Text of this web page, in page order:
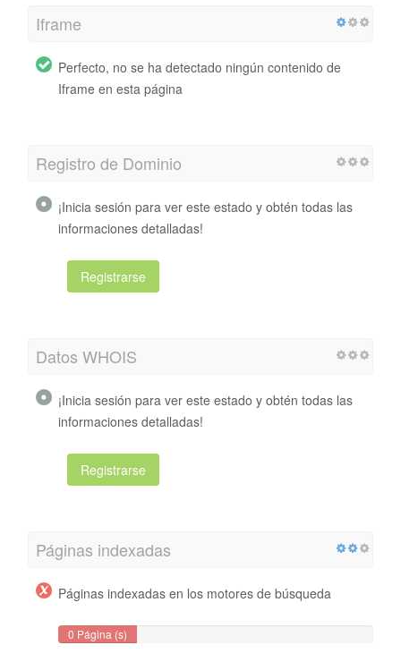
Iframe
Perfecto, no se ha detectado ningún contenido de
Iframe en esta página
Registro de Dominio
¡Inicia sesión para ver este estado y obtén todas las
informaciones detalladas!
Registrarse
Datos WHOIS
¡Inicia sesión para ver este estado y obtén todas las
informaciones detalladas!
Registrarse
Páginas indexadas
Páginas indexadas en los motores de búsqueda
0 Página (s)